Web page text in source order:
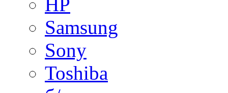
Samsung
Sony
Toshiba